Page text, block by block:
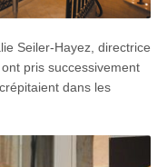
Seiler-Hayez, directrice
pris successivement
dans les